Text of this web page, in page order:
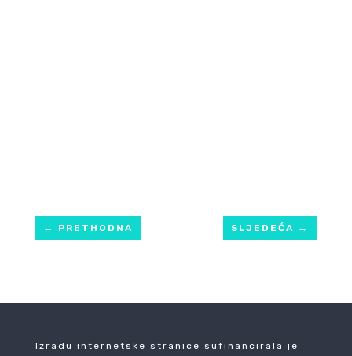
← PRETHODNA SLJEDEĆA →
Izradu internetske stranice sufinancirala je